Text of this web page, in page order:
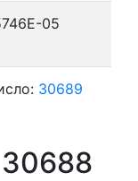
05
30689